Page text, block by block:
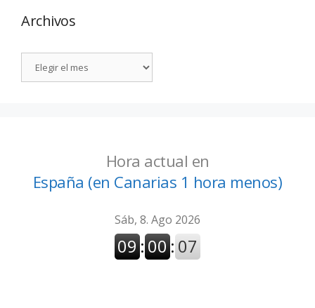
Archivos
Hora actual en
España (en Canarias 1 hora menos)